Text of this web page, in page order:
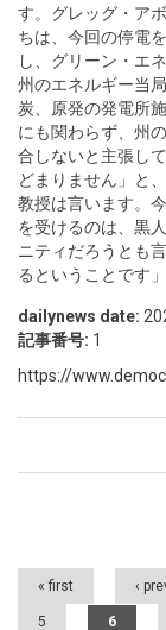
す。グレッグ・ア
ちは、今回の停電
し、グリーン・エ
州のエネルギー当
炭、原発の発電所
にも関わらず、州
合しないと主張し
どまりません」と
教授は言います。
を受けるのは、黒
ニティだろうとも
るということです」
dailynews date:
記事番号: 1
https://
« first ‹
5 6